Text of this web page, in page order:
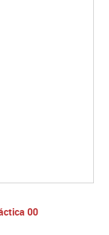
00